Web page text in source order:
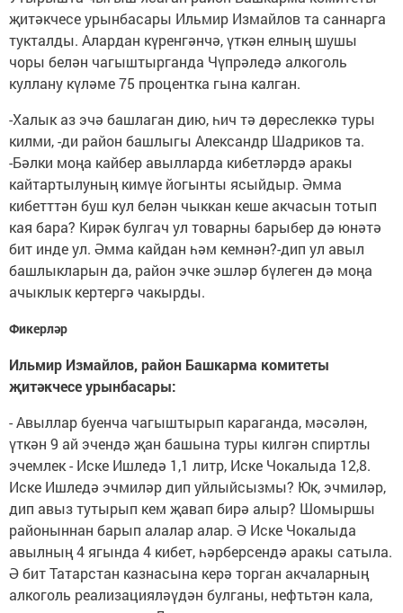
җитәкчесе урынбасары Ильмир Измайлов та саннарга
тукталды. Алардан күренгәнчә, үткән елның шушы
чоры белән чагыштырганда Чүпрәледә алкоголь
куллану күләме 75 процентка гына калган.
-Халык аз эчә башлаган дию, һич тә дөреслеккә туры
килми, -ди район башлыгы Александр Шадриков та.
-Бәлки моңа кайбер авылларда кибетләрдә аракы
кайтартылуның кимүе йогынты ясыйдыр. Әмма
кибетттән буш кул белән чыккан кеше акчасын тотып
кая бара? Кирәк булгач ул товарны барыбер дә юнәтә
бит инде ул. Әмма кайдан һәм кемнән?-дип ул авыл
башлыкларын да, район эчке эшләр бүлеген дә моңа
ачыклык кертергә чакырды.
Фикерләр
Ильмир Измайлов, район Башкарма комитеты
җитәкчесе урынбасары:
- Авыллар буенча чагыштырып караганда, мәсәлән,
үткән 9 ай эчендә җан башына туры килгән спиртлы
эчемлек - Иске Ишледә 1,1 литр, Иске Чокалыда 12,8.
Иске Ишледә эчмиләр дип уйлыйсызмы? Юк, эчмиләр,
дип авыз тутырып кем җавап бирә алыр? Шомыршы
районыннан барып алалар алар. Ә Иске Чокалыда
авылның 4 ягында 4 кибет, һәрберсендә аракы сатыла.
Ә бит Татарстан казнасына керә торган акчаларның
алкоголь реализацияләүдән булганы, нефтьтән кала,